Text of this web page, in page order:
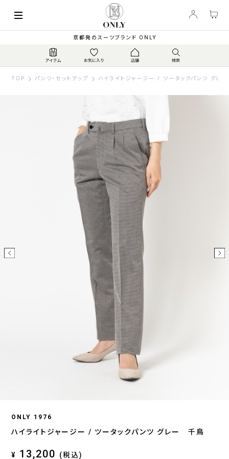
京都発のスーツブランド ONLY
TOP パンツ・セットアップ ハイライトジャージー / ツータックパンツ グレ
ONLY 1976
ハイライトジャージー / ツータックパンツ グレー 千鳥
¥ 13,200 (税込)